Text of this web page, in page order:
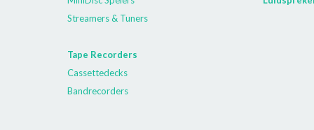
Streamers & Tuners
Tape Recorders
Cassettedecks
Bandrecorders